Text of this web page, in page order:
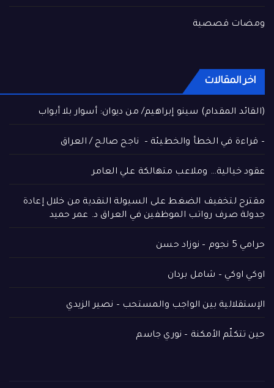
ومضات قصصية
اخر المقالات
(القائد المقدام) سينو إبراهيم/ من ديوان: أسوار بلا أبواب
– قراءة في الخطأ والخطيئة – ناجح صالح / العراق
عقود خيالية… وملاعب متهالكة علي العامر
مقترح لتخفيف الضغط على السيولة النقدية من خلال إعادة
جدولة صرف رواتب الموظفين في العراق د. عمر حميد
حرامي 5 نجوم – نوزاد حسن
اوكي اوكي – شامل بردان
الإستقلالية بين الواجب والمستحب – نصير الزيدي
حين تتكلّم الأمكنة – نوري جاسم